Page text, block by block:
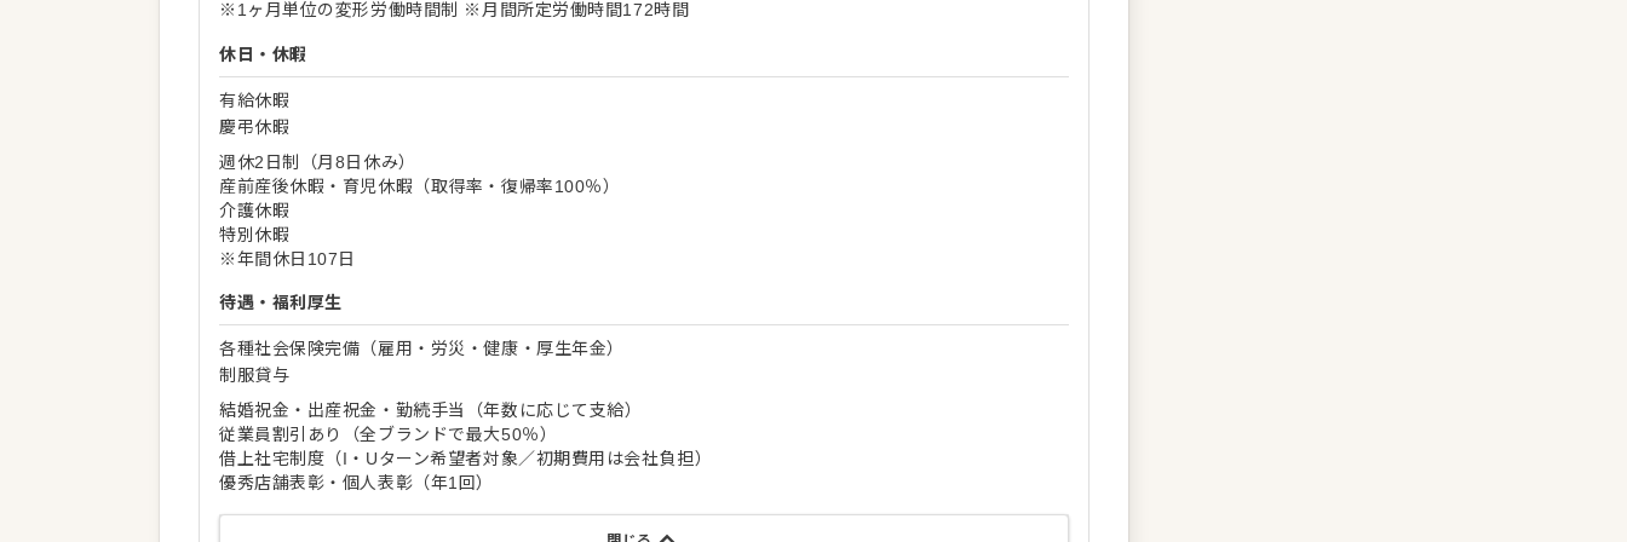
※1ヶ月単位の変形労働時間制 ※月間所定労働時間172時間
休日・休暇
有給休暇
慶弔休暇
週休2日制（月8日休み）
産前産後休暇・育児休暇（取得率・復帰率100％）
介護休暇
特別休暇
※年間休日107日
待遇・福利厚生
各種社会保険完備（雇用・労災・健康・厚生年金）
制服貸与
結婚祝金・出産祝金・勤続手当（年数に応じて支給）
従業員割引あり（全ブランドで最大50％）
借上社宅制度（I・Uターン希望者対象／初期費用は会社負担）
優秀店舗表彰・個人表彰（年1回）